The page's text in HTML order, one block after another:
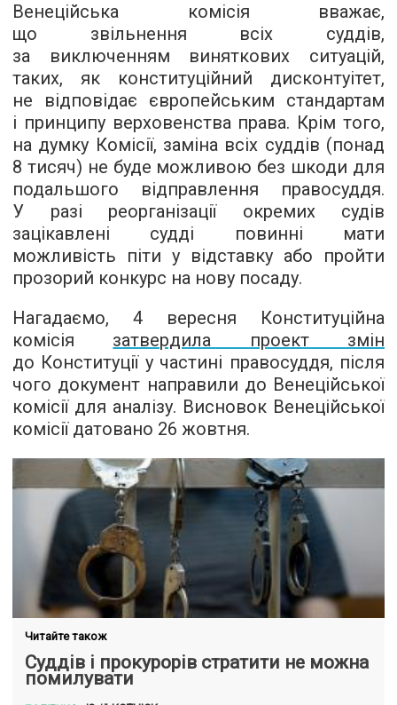
Венеційська комісія вважає,
що звільнення всіх суддів,
за виключенням виняткових ситуацій,
таких, як конституційний дисконтуітет,
не відповідає європейським стандартам
і принципу верховенства права. Крім того,
на думку Комісії, заміна всіх суддів (понад
8 тисяч) не буде можливою без шкоди для
подальшого відправлення правосуддя.
У разі реорганізації окремих судів
зацікавлені судді повинні мати
можливість піти у відставку або пройти
прозорий конкурс на нову посаду.
Нагадаємо, 4 вересня Конституційна
комісія затвердила проект змін
до Конституції у частині правосуддя, після
чого документ направили до Венеційської
комісії для аналізу. Висновок Венеційської
комісії датовано 26 жовтня.
Читайте також
Суддів і прокурорів стратити не можна
помилувати